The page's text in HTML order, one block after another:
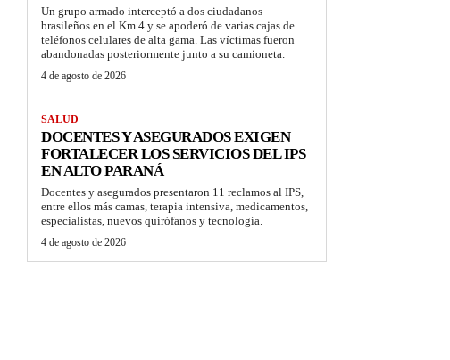
Un grupo armado interceptó a dos ciudadanos
brasileños en el Km 4 y se apoderó de varias cajas de
teléfonos celulares de alta gama. Las víctimas fueron
abandonadas posteriormente junto a su camioneta.
4 de agosto de 2026
SALUD
DOCENTES Y ASEGURADOS EXIGEN
FORTALECER LOS SERVICIOS DEL IPS
EN ALTO PARANÁ
Docentes y asegurados presentaron 11 reclamos al IPS,
entre ellos más camas, terapia intensiva, medicamentos,
especialistas, nuevos quirófanos y tecnología.
4 de agosto de 2026